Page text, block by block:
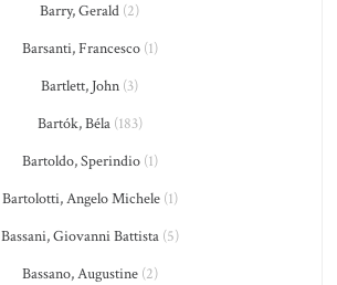
Barry, Gerald (2)
Barsanti, Francesco(1)
Bartlett, John (3)
Bartók, Béla(183)
Bartoldo, Sperindio(1)
Bartolotti, Angelo Michele(1)
Bassani, Giovanni Battista(5)
Bassano, Augustine(2)